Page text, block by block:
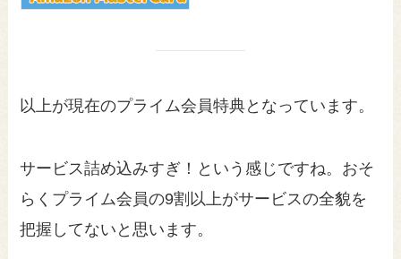
以上が現在のプライム会員特典となっています。
サービス詰め込みすぎ！という感じですね。おそ
らくプライム会員の9割以上がサービスの全貌を
把握してないと思います。